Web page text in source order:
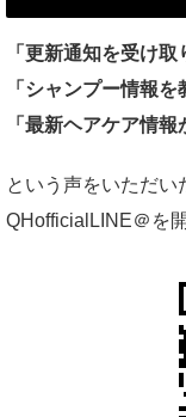
「更新通知を受け取
「シャンプー情報を
「最新ヘアケア情報
という声をいただい
QHofficialLINE＠を